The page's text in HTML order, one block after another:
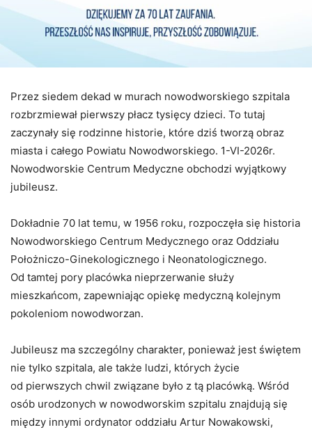
Przez siedem dekad w murach nowodworskiego szpitala
rozbrzmiewał pierwszy płacz tysięcy dzieci. To tutaj
zaczynały się rodzinne historie, które dziś tworzą obraz
miasta i całego Powiatu Nowodworskiego. 1-VI-2026r.
Nowodworskie Centrum Medyczne obchodzi wyjątkowy
jubileusz.
Dokładnie 70 lat temu, w 1956 roku, rozpoczęła się historia
Nowodworskiego Centrum Medycznego oraz Oddziału
Położniczo-Ginekologicznego i Neonatologicznego.
Od tamtej pory placówka nieprzerwanie służy
mieszkańcom, zapewniając opiekę medyczną kolejnym
pokoleniom nowodworzan.
Jubileusz ma szczególny charakter, ponieważ jest świętem
nie tylko szpitala, ale także ludzi, których życie
od pierwszych chwil związane było z tą placówką. Wśród
osób urodzonych w nowodworskim szpitalu znajdują się
między innymi ordynator oddziału Artur Nowakowski,